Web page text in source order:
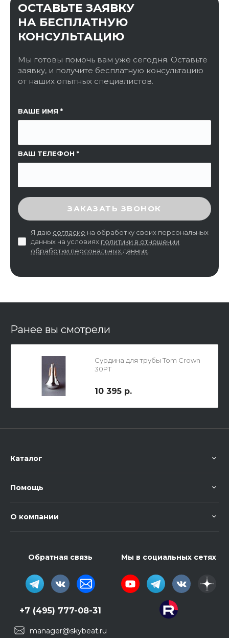
ОСТАВЬТЕ ЗАЯВКУ
НА БЕСПЛАТНУЮ
КОНСУЛЬТАЦИЮ
Мы готовы помочь вам уже сегодня. Оставьте
заявку, и получите бесплатную консультацию
от наших опытных специалистов.
ВАШЕ ИМЯ
ВАШ ТЕЛЕФОН
ССЫЛКА НА СТРАНИЦУ
ВВЕДИТЕ ПРОВЕРОЧНЫЙ КОД
ЗАКАЗАТЬ ЗВОНОК
Я даю согласие на обработку своих персональных
данных на условиях политики в отношении
обработки персональных данных
Ранее вы смотрели
Сурдина для трубы Tom Crown
30PT
10 395 р.
Каталог
Помощь
О компании
Обратная связь
+7 (495) 777-08-31
manager@skybeat.ru
Мы в социальных сетях